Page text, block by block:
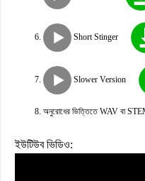
Short Stinger
Slower Version
অনুরোধের ভিত্তিতে WAV বা
ইউটিউব ভিডিও: